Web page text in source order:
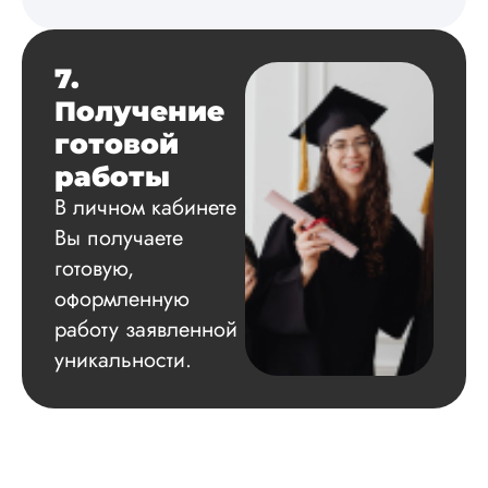
7.
Получение
готовой
работы
В личном кабинете
Вы получаете
готовую,
оформленную
работу заявленной
уникальности.